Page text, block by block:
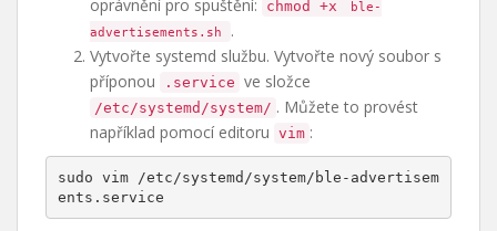
oprávnění pro spuštění:
chmod +x
ble-
advertisements.sh
.
Vytvořte systemd službu. Vytvořte nový soubor s
příponou
.service ve složce
/etc/systemd/system/ . Můžete to provést
například pomocí editoru vim :
sudo vim /etc/systemd/system/ble-advertisem
ents.service